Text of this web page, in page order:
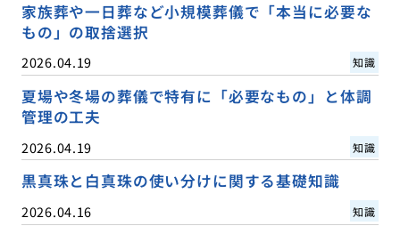
家族葬や一日葬など小規模葬儀で「本当に必要な
もの」の取捨選択
2026.04.19 知識
夏場や冬場の葬儀で特有に「必要なもの」と体調
管理の工夫
2026.04.19 知識
黒真珠と白真珠の使い分けに関する基礎知識
2026.04.16 知識